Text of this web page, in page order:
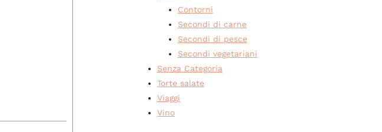
Contorni
Secondi di carne
Secondi di pesce
Secondi vegetariani
Senza Categoria
Torte salate
Viaggi
Vino